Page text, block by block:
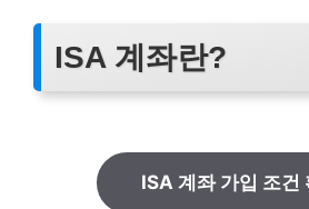
ISA 계좌란?
ISA 계좌 가입 조건